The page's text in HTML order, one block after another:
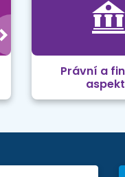
Právní a